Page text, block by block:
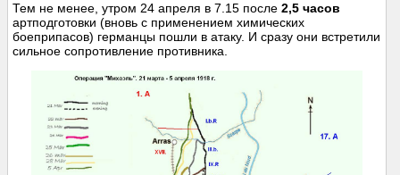
Тем не менее, утром 24 апреля в 7.15 после2,5 часов
артподготовки (вновь с применением химических
боеприпасов) германцы пошли в атаку. И сразу они встретили
сильное сопротивление противника.